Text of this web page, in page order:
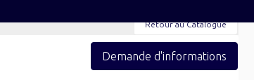
Retour au Catalogue
Demande d'informations